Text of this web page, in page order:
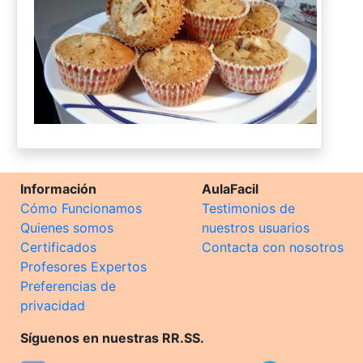
Información
Cómo Funcionamos
Quienes somos
Certificados
Profesores Expertos
Preferencias de
privacidad
AulaFacil
Testimonios de
nuestros usuarios
Contacta con nosotros
Síguenos en nuestras RR.SS.